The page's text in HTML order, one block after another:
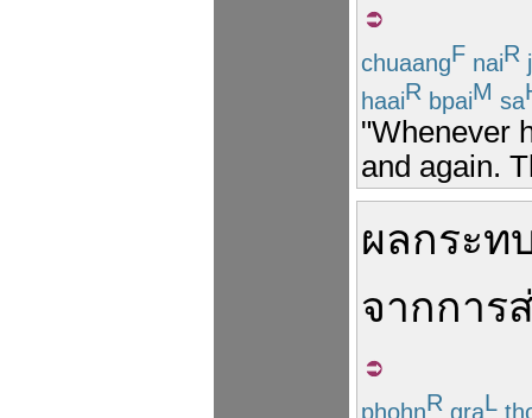
chuaangF naiR
haaiR bpaiM sa
"Whenever
and again.
ผลกระท
จากการ
phohnR graL